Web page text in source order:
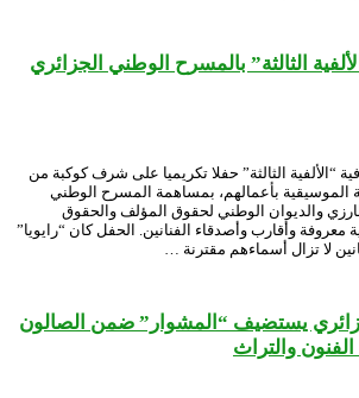
“الألفية الثالثة” حفلا تكريميا على شرف كوكبة من
الموسيقية بأعمالهم، بمساهمة المسرح الوطني
والديوان الوطني لحقوق المؤلف والحقوق
معروفة وأقارب وأصدقاء الفنانين. الحفل كان “رايويا”
لا تزال أسماءهم مقترنة …
يستضيف “المشوار” ضمن الصالون
والتراث